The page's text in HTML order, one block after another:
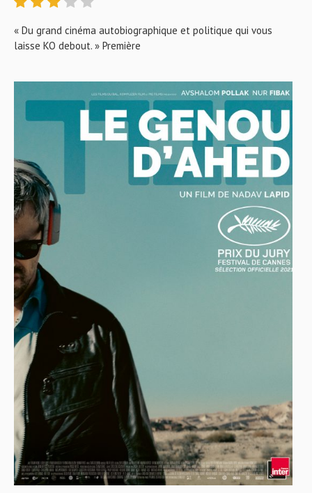
« Du grand cinéma autobiographique et politique qui vous
laisse KO debout. » Première